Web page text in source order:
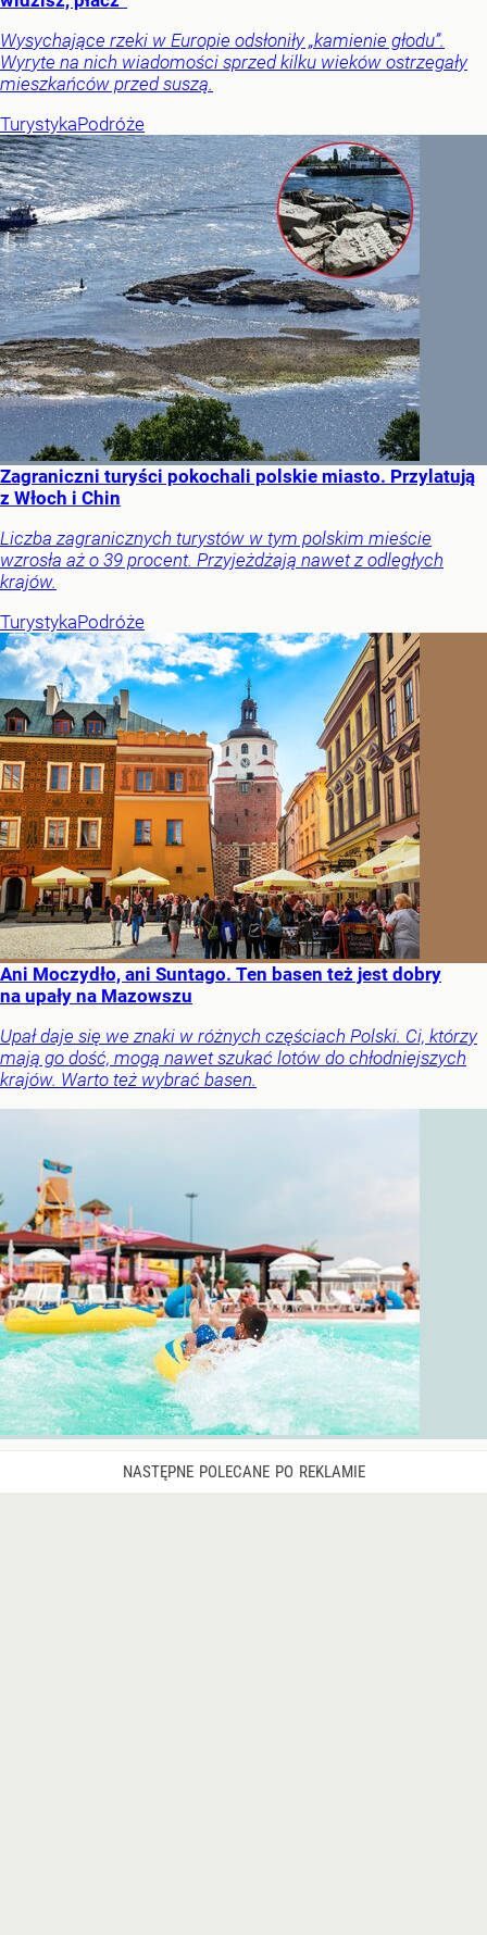
Wysychające rzeki w Europie odsłoniły „kamienie głodu”.
Wyryte na nich wiadomości sprzed kilku wieków ostrzegały
mieszkańców przed suszą.
TurystykaPodróże
Zagraniczni turyści pokochali polskie miasto. Przylatują
z Włoch i Chin
Liczba zagranicznych turystów w tym polskim mieście
wzrosła aż o 39 procent. Przyjeżdżają nawet z odległych
krajów.
TurystykaPodróże
Ani Moczydło, ani Suntago. Ten basen też jest dobry
na upały na Mazowszu
Upał daje się we znaki w różnych częściach Polski. Ci, którzy
mają go dość, mogą nawet szukać lotów do chłodniejszych
krajów. Warto też wybrać basen.